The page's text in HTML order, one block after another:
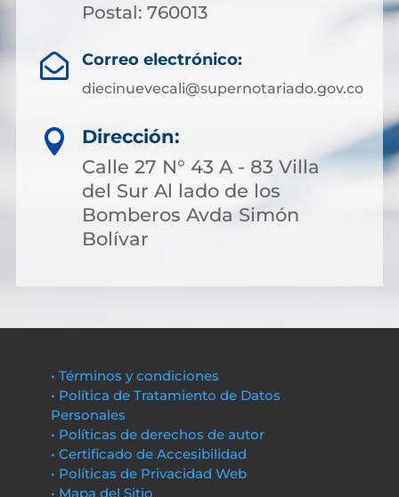
Postal: 760013
 Correo electrónico:
diecinuevecali@supernotariado.gov.co

Dirección:
Calle 27 N° 43 A - 83 Villa
del Sur Al lado de los
Bomberos Avda Simón
Bolívar
• Términos y condiciones
• Política de Tratamiento de Datos
Personales
• Políticas de derechos de autor
• Certificado de Accesibilidad
• Políticas de Privacidad Web
• Mapa del Sitio